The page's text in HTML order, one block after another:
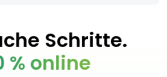
Schritte.
% online